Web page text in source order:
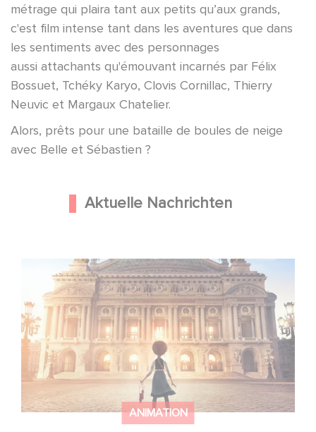
métrage qui plaira tant aux petits qu’aux grands,
c'est film intense tant dans les aventures que dans
les sentiments avec des personnages
aussi attachants qu'émouvant incarnés par Félix
Bossuet, Tchéky Karyo, Clovis Cornillac, Thierry
Neuvic et Margaux Chatelier.
Alors, prêts pour une bataille de boules de neige
avec Belle et Sébastien ?
Aktuelle Nachrichten
ANIMATION
Gaumont und Good Hero kündigen die Fortsetzung von
Ballerina - Gib deinen Traum niemals auf an